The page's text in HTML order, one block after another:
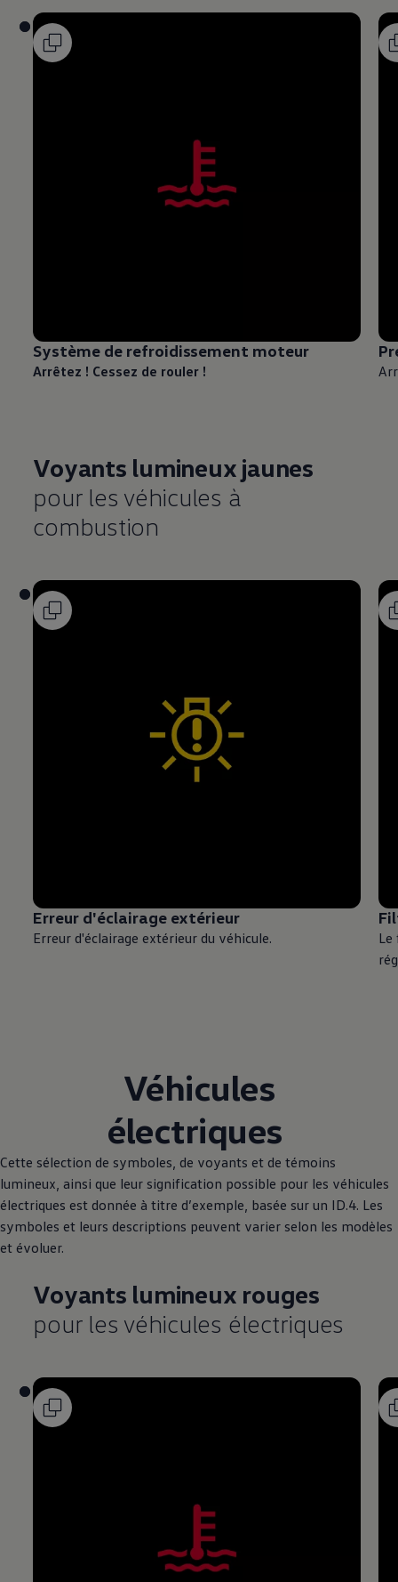
Système de refroidissement moteur
Arrêtez ! Cessez de rouler !
Voyants lumineux jaunes
pour les véhicules à
combustion
Erreur d'éclairage extérieur
Erreur d'éclairage extérieur du véhicule.
Le
Véhicules
électriques
Cette sélection de symboles, de voyants et de témoins
lumineux, ainsi que leur signification possible pour les véhicules
électriques est donnée à titre d’exemple, basée sur un ID.4. Les
symboles et leurs descriptions peuvent varier selon les modèles
et évoluer.
Voyants lumineux rouges
pour les véhicules électriques